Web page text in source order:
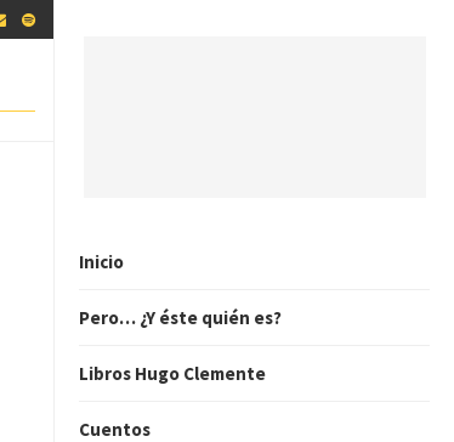
Inicio
Pero… ¿Y éste quién es?
Libros Hugo Clemente
Cuentos